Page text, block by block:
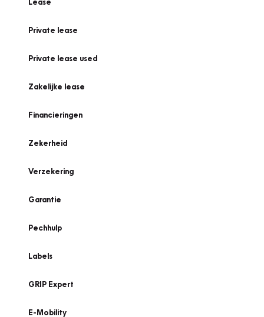
Private lease
Private lease used
Zakelijke lease
Financieringen
Zekerheid
Verzekering
Garantie
Pechhulp
Labels
GRIP Expert
E-Mobility